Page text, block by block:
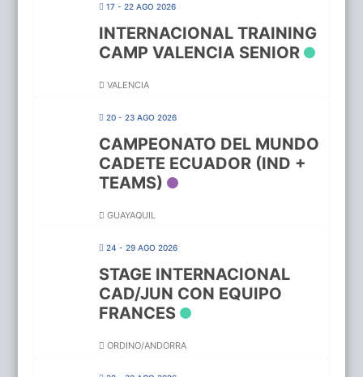
17 - 22 AGO 2026
INTERNACIONAL TRAINING
CAMP VALENCIA SENIOR
VALENCIA
20 - 23 AGO 2026
CAMPEONATO DEL MUNDO
CADETE ECUADOR (IND +
TEAMS)
GUAYAQUIL
24 - 29 AGO 2026
STAGE INTERNACIONAL
CAD/JUN CON EQUIPO
FRANCES
ORDINO/ANDORRA